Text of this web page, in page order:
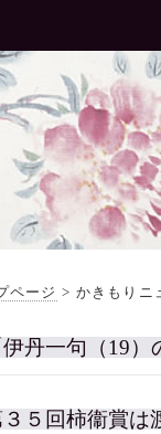
ページ > かきもりニ
伊丹一句（19
５回柿衞賞は